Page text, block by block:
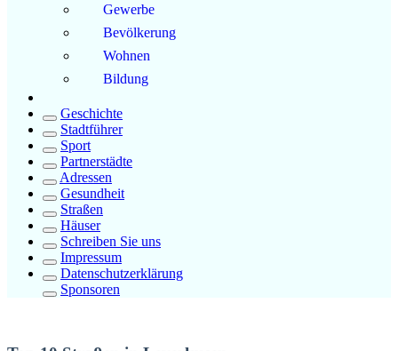
Gewerbe
Bevölkerung
Wohnen
Bildung
Geschichte
Stadtführer
Sport
Partnerstädte
Adressen
Gesundheit
Straßen
Häuser
Schreiben Sie uns
Impressum
Datenschutzerklärung
Sponsoren